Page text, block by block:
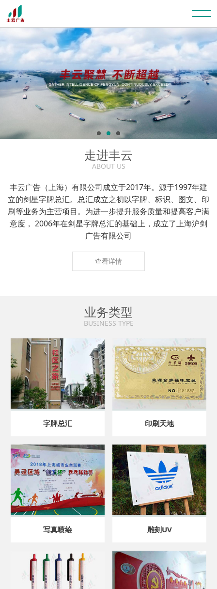
走进丰云
ABOUT US
丰云广告（上海）有限公司成立于2017年。源于1997年建
立的剑星字牌总汇。总汇成立之初以字牌、标识、图文、印
刷等业务为主营项目。为进一步提升服务质量和提高客户满
意度， 2006年在剑星字牌总汇的基础上，成立了上海沪剑
广告有限公司
查看详情
业务类型
BUSINESS TYPE
字牌总汇 印刷天地
写真喷绘 雕刻UV